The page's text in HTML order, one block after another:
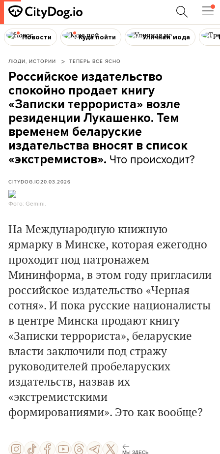
Новости Куда пойти Уличная мода
ЛЮДИ, ИСТОРИИ ТЕПЕРЬ ВСЕ ЯСНО
Российское издательство
спокойно продает книгу
«Записки террориста» возле
резиденции Лукашенко. Тем
временем беларуские
издательства вносят в список
«экстремистов». Что происходит?
CITYDOG.IO20.03.2026
Фото: Gemini.
На Международную книжную
ярмарку в Минске, которая ежегодно
проходит под патронажем
Мининформа, в этом году пригласили
российское издательство «Черная
сотня». И пока русские националисты
в центре Минска продают книгу
«Записки террориста», беларуские
власти заключили под стражу
руководителей пробеларуских
издательств, назвав их
«экстремистскими
формированиями». Это как вообще?
МЫ ЗДЕСЬ